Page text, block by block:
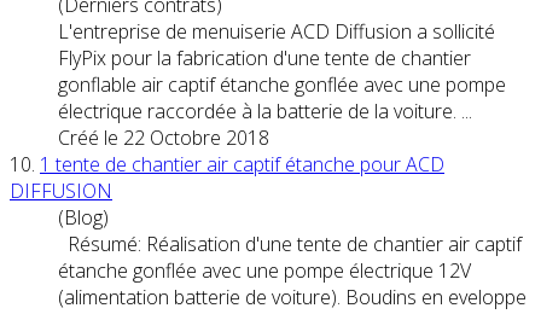
L'entreprise de menuiserie ACD Diffusion a sollicité
FlyPix pour la fabrication d'une tente de chantier
gonflable air captif étanche gonflée avec une pompe
électrique raccordée à la batterie de la voiture. ...
Créé le 22 Octobre 2018
10. 1 tente de chantier air captif étanche pour ACD
DIFFUSION
(Blog)
Résumé: Réalisation d'une tente de chantier air captif
étanche gonflée avec une pompe électrique 12V
(alimentation batterie de voiture). Boudins en eveloppe